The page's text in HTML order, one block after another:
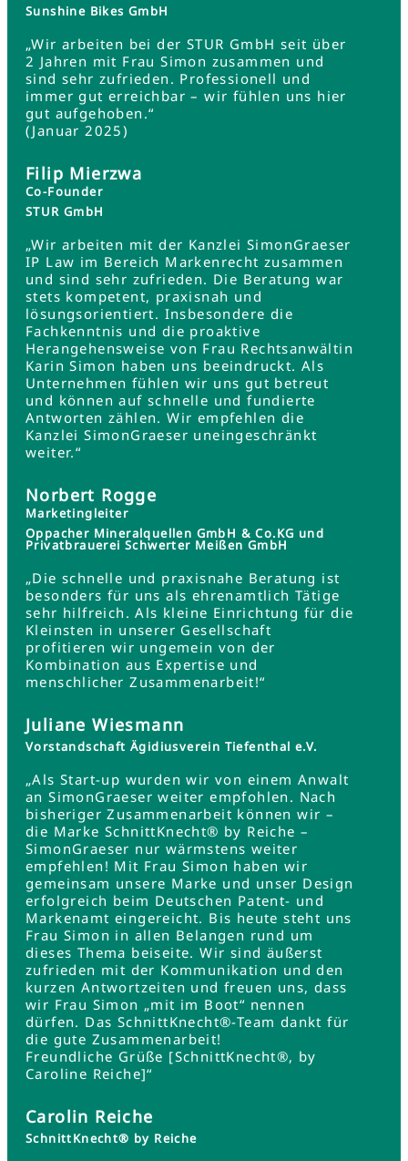
Sunshine Bikes GmbH
„Wir arbeiten bei der STUR GmbH seit über
2 Jahren mit Frau Simon zusammen und
sind sehr zufrieden. Professionell und
immer gut erreichbar – wir fühlen uns hier
gut aufgehoben.“
(Januar 2025)
Filip Mierzwa
Co-Founder
STUR GmbH
„Wir arbeiten mit der Kanzlei SimonGraeser
IP Law im Bereich Markenrecht zusammen
und sind sehr zufrieden. Die Beratung war
stets kompetent, praxisnah und
lösungsorientiert. Insbesondere die
Fachkenntnis und die proaktive
Herangehensweise von Frau Rechtsanwältin
Karin Simon haben uns beeindruckt. Als
Unternehmen fühlen wir uns gut betreut
und können auf schnelle und fundierte
Antworten zählen. Wir empfehlen die
Kanzlei SimonGraeser uneingeschränkt
weiter.“
Norbert Rogge
Marketingleiter
Oppacher Mineralquellen GmbH & Co.KG und
Privatbrauerei Schwerter Meißen GmbH
„Die schnelle und praxisnahe Beratung ist
besonders für uns als ehrenamtlich Tätige
sehr hilfreich. Als kleine Einrichtung für die
Kleinsten in unserer Gesellschaft
profitieren wir ungemein von der
Kombination aus Expertise und
menschlicher Zusammenarbeit!“
Juliane Wiesmann
Vorstandschaft Ägidiusverein Tiefenthal e.V.
„Als Start-up wurden wir von einem Anwalt
an SimonGraeser weiter empfohlen. Nach
bisheriger Zusammenarbeit können wir –
die Marke SchnittKnecht® by Reiche –
SimonGraeser nur wärmstens weiter
empfehlen! Mit Frau Simon haben wir
gemeinsam unsere Marke und unser Design
erfolgreich beim Deutschen Patent- und
Markenamt eingereicht. Bis heute steht uns
Frau Simon in allen Belangen rund um
dieses Thema beiseite. Wir sind äußerst
zufrieden mit der Kommunikation und den
kurzen Antwortzeiten und freuen uns, dass
wir Frau Simon „mit im Boot“ nennen
dürfen. Das SchnittKnecht®-Team dankt für
die gute Zusammenarbeit!
Freundliche Grüße [SchnittKnecht®, by
Caroline Reiche]“
Carolin Reiche
SchnittKnecht® by Reiche